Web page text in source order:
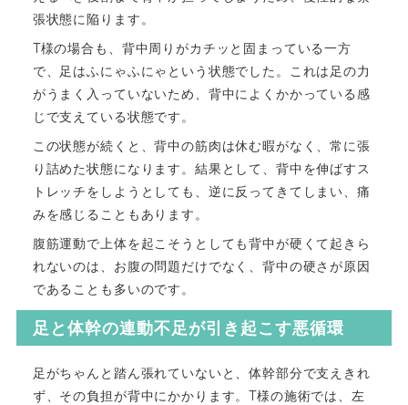
張状態に陥ります。
T様の場合も、背中周りがカチッと固まっている一方
で、足はふにゃふにゃという状態でした。これは足の力
がうまく入っていないため、背中によくかかっている感
じで支えている状態です。
この状態が続くと、背中の筋肉は休む暇がなく、常に張
り詰めた状態になります。結果として、背中を伸ばすス
トレッチをしようとしても、逆に反ってきてしまい、痛
みを感じることもあります。
腹筋運動で上体を起こそうとしても背中が硬くて起きら
れないのは、お腹の問題だけでなく、背中の硬さが原因
であることも多いのです。
足と体幹の連動不足が引き起こす悪循環
足がちゃんと踏ん張れていないと、体幹部分で支えきれ
ず、その負担が背中にかかります。T様の施術では、左